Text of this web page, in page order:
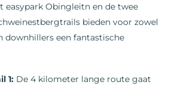
easypark Obingleitn en de twee
bieden voor zowel
downhillers een fantastische
1: De 4 kilometer lange route gaat